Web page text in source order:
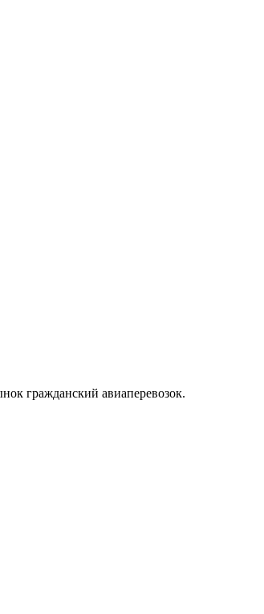
гражданский авиаперевозок.